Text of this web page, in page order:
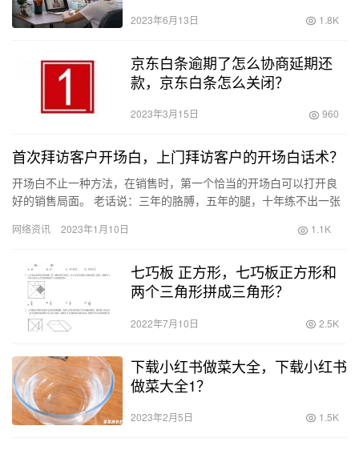
2023年6月13日 1.8K
京东白条逾期了怎么协商延期还
款，京东白条怎么关闭？
2023年3月15日 960
首次拜访客户开场白，上门拜访客户的开场白话术？
开场白不止一种方法，在销售时，第一个恰当的开场白可以打开良
好的销售局面。 老话说：三年的胳膊，五年的腿，十年练不出一张
一个…
网络资讯 2023年1月10日 1.1K
七巧板 正方形，七巧板正方形和
两个三角形拼成三角形？
2022年7月10日 2.5K
下载小红书做菜大全，下载小红书
做菜大全1？
2023年2月5日 1.5K